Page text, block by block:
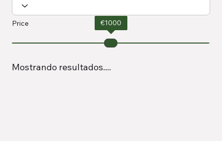
Price €1000
Mostrando resultados....